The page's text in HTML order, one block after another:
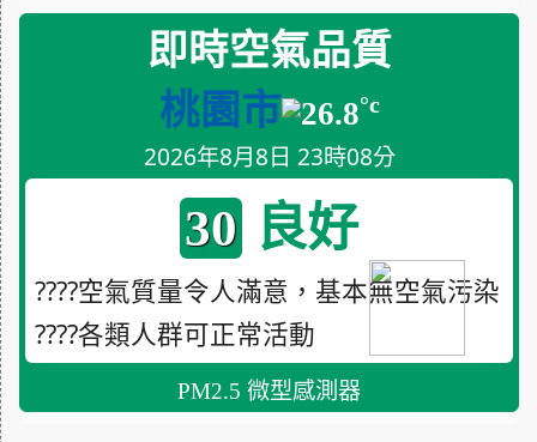
即時空氣品質
桃園市 26.8°c
2026年8月8日 23時08分
30 良好
????空氣質量令人滿意，基本無空氣污染
????各類人群可正常活動
PM2.5 微型感測器